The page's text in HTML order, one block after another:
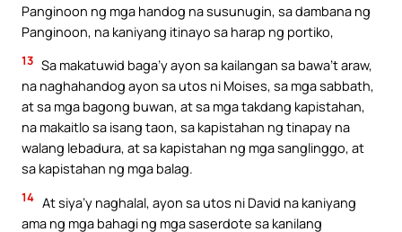
Panginoon ng mga handog na susunugin, sa dambana ng
Panginoon, na kaniyang itinayo sa harap ng portiko,
13 Sa makatuwid baga’y ayon sa kailangan sa bawa’t araw,
na naghahandog ayon sa utos ni Moises, sa mga sabbath,
at sa mga bagong buwan, at sa mga takdang kapistahan,
na makaitlo sa isang taon, sa kapistahan ng tinapay na
walang lebadura, at sa kapistahan ng mga sanglinggo, at
sa kapistahan ng mga balag.
14 At siya’y naghalal, ayon sa utos ni David na kaniyang
ama ng mga bahagi ng mga saserdote sa kanilang